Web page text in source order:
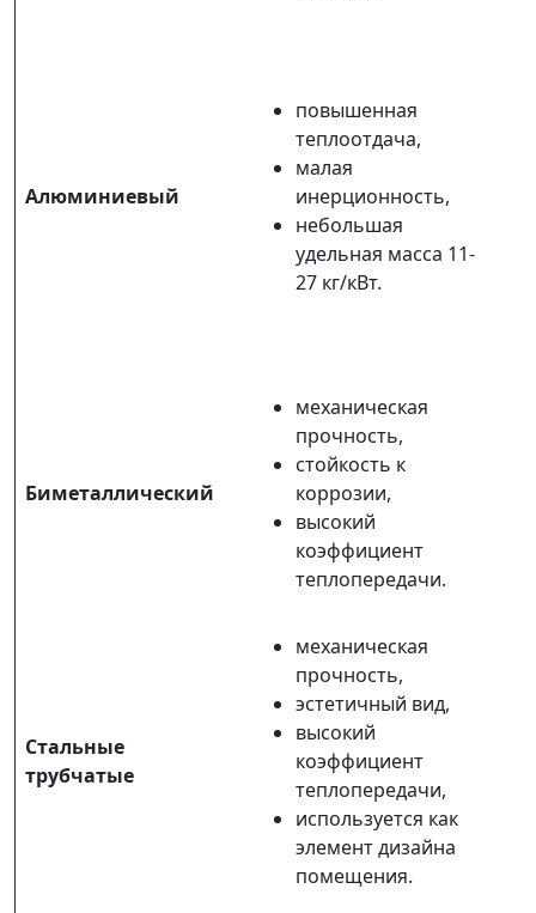
Алюминиевый
повышенная
теплоотдача,
малая
инерционность,
небольшая
удельная масса 11-
27 кг/кВт.
Биметаллический
механическая
прочность,
стойкость к
коррозии,
высокий
коэффициент
теплопередачи.
Стальные
трубчатые
механическая
прочность,
эстетичный вид,
высокий
коэффициент
теплопередачи,
используется как
элемент дизайна
помещения.